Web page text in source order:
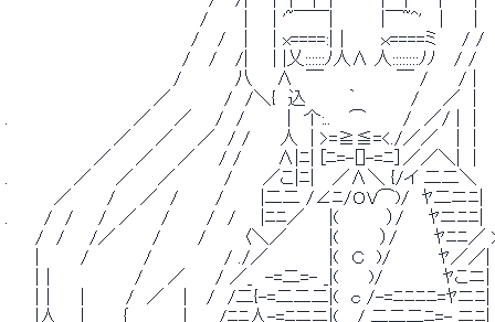
/　 　 |　　| '~￣￣|　　 　 |￣~^'　 | 　 ｜　|
/　 /　 |　　| x====:|｜　　 ｘ====ミ　　/ /　
/　 /　 /|　　| |乂::::::ﾉ人Λ 人::::::::ﾉﾉ　 / /　 | 　 |　　
/　 　 　 八 　 Λ　￣　　　　　　￣ /　 　/ |　 |
／　 　 　 /　/＼{　込　　　 ｀　　　　 / 　 ／　|　 |　　
.　　　　 　 　 　 　 ／ 　 ／ 　 /　/　　　 |　个:..　 ⌒　　　/　／/ |　|
／　　／　　／　/ /　　 人　| >=≧≦=<./／／ 　|　|　 |
／　　／　　／ 　 / /　 　 Λ|ﾆ| [ﾆ=-[]-=ﾆ］／／＼|　|　
.　　 　 　 ／　　／　　／　　　　/　 　／こ|ﾆ|　 ／Λ＼ {/イ 二二＼　
／　 　 /　　／　/　　　/　　　|二二 /∠ﾆ/ＯV⌒)/　ﾔ二ニﾆ|　　|
.　 　 /　/　　/　／　　/　　　/　/　　|ﾆﾆ／　　|(　　 　 ）/　　ﾔニﾆﾆ|　
/　/　　/／　　　/　　　/　　　〈＼／　　　 |( 　 　 ）/　　　ﾔﾆﾆ／
| 　 　 /　　　　 /　　　　 　 / ./／　　　　　|(　Ｃ　)/ 　 　　ﾔ／／
|｜　　　 　 　 /　　／　　 / ／_　-=二=- _|(　　 )/　　　 　 ﾔこニ
|｜ 　 | 　 　 /　／　｜　/　/二{-=二二二|(　ｃ /-=ﾆﾆﾆﾆ=ﾔ
|人 　 |　 　 ｛　　 　 ｜　　/ﾆﾆ人-=ﾆニニ|(　 / 二二二ﾆ=- ニﾆ